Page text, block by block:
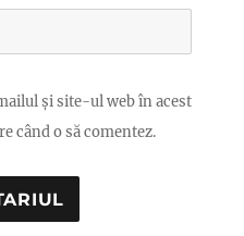
și site-ul web în acest
când o să comentez.